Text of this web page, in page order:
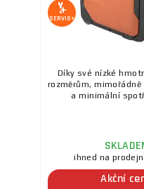
SERVIS+
Díky své nízké
rozměrům,
a minimální
ihned na
Akční